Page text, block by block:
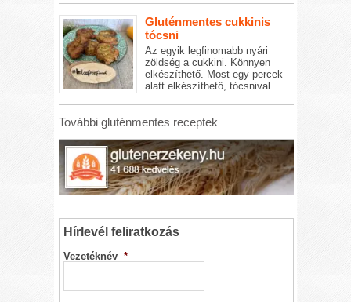
Gluténmentes cukkinis
tócsni
Az egyik legfinomabb nyári
zöldség a cukkini. Könnyen
elkészíthető. Most egy percek
alatt elkészíthető, tócsnival...
További gluténmentes receptek
Hírlevél feliratkozás
Vezetéknév *